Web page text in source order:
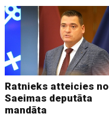
Ratnieks atteicies no
Saeimas deputāta
mandāta